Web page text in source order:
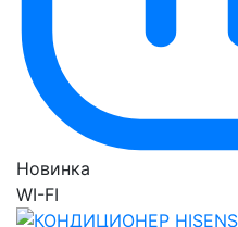
Новинка
WI-FI